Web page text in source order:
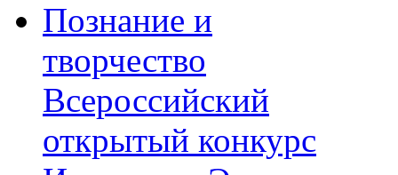
Познание и
творчество
Всероссийский
открытый конкурс